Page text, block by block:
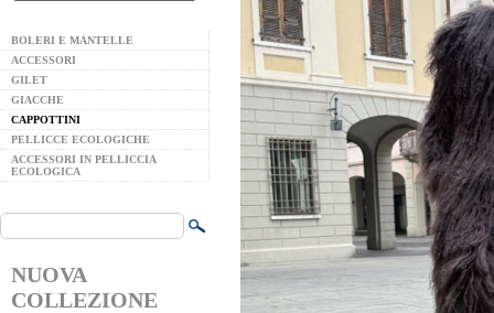
BOLERI E MANTELLE
ACCESSORI
GILET
GIACCHE
CAPPOTTINI
PELLICCE ECOLOGICHE
ACCESSORI IN PELLICCIA
ECOLOGICA
NUOVA
COLLEZIONE